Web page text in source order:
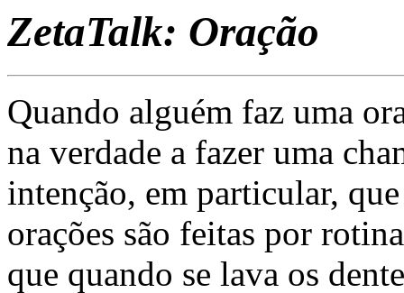
ZetaTalk: Oração
Quando alguém faz uma
na verdade a fazer uma
intenção, em particular,
orações são feitas por
que quando se lava os